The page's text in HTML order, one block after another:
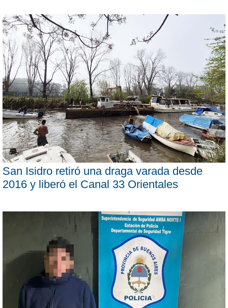
San Isidro retiró una draga varada desde
2016 y liberó el Canal 33 Orientales